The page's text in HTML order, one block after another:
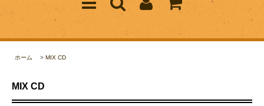
ホーム > MIX CD
MIX CD